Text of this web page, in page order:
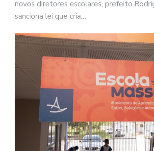
novos diretores escolares, prefeito
sanciona lei que cria…